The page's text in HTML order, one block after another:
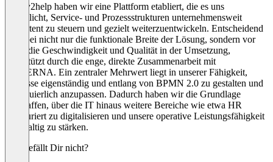
Mit ky2help haben wir eine Plattform etabliert, die es uns
ermöglicht, Service- und Prozessstrukturen unternehmensweit
konsistent zu steuern und gezielt weiterzuentwickeln. Entscheidend
ist dabei nicht nur die funktionale Breite der Lösung, sondern vor
allem die Geschwindigkeit und Qualität in der Umsetzung,
unterstützt durch die enge, direkte Zusammenarbeit mit
KYBERNA. Ein zentraler Mehrwert liegt in unserer Fähigkeit,
Prozesse eigenständig und entlang von BPMN 2.0 zu gestalten und
kontinuierlich anzupassen. Dadurch haben wir die Grundlage
geschaffen, über die IT hinaus weitere Bereiche wie etwa HR
strukturiert zu digitalisieren und unsere operative Leistungsfähigkeit
nachhaltig zu stärken.
Was gefällt Dir nicht?